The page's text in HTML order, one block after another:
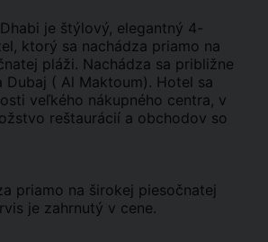
je štýlový, elegantný 4-
ktorý sa nachádza priamo na
pláži. Nachádza sa približne
Dubaj ( Al Maktoum). Hotel sa
veľkého nákupného centra, v
reštaurácií a obchodov so
priamo na širokej piesočnatej
je zahrnutý v cene.